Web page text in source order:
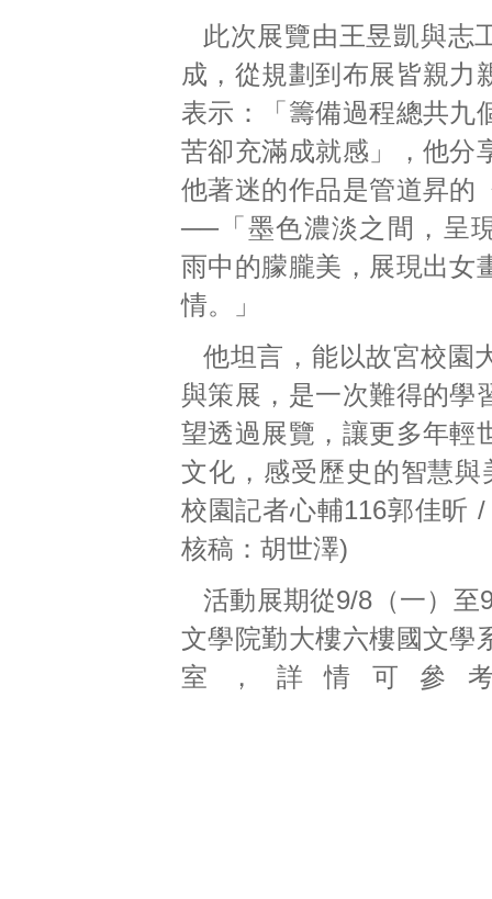
此次展覽由王昱凱與志
成，從規劃到布展皆親力
表示：「籌備過程總共九
苦卻充滿成就感」，他分
他著迷的作品是管道昇的
──「墨色濃淡之間，呈
雨中的朦朧美，展現出女
情。」
他坦言，能以故宮校園
與策展，是一次難得的學
望透過展覽，讓更多年輕
文化，感受歷史的智慧與
校園記者心輔116郭佳昕
核稿：胡世澤)
活動展期從9/8（一）至
文學院勤大樓六樓國文學
室，詳情可參